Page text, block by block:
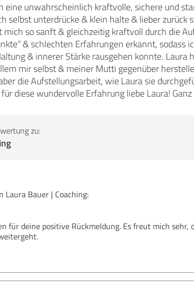
eine unwahrscheinlich kraftvolle, sichere und
selbst unterdrücke & klein halte & lieber
mich so sanft & gleichzeitig kraftvoll durch die
& schlechten Erfahrungen erkannt,
& innerer Stärke rausgehen konnte.
mir selbst & meiner Mutti gegenüber
die Aufstellungsarbeit, wie Laura sie
diese wundervolle Erfahrung liebe Laura!
zu:
Laura Bauer | Coaching:
für deine positive Rückmeldung. Es freut mich